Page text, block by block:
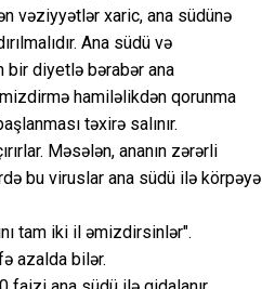
vəziyyətlər xaric, ana südünə
Ana südü və
bir diyetlə bərabər ana
hamiləlikdən qorunma
təxirə salınır.
Məsələn, ananın zərərli
bu viruslar ana südü ilə körpəyə
tam iki il əmizdirsinlər".
azalda bilər.